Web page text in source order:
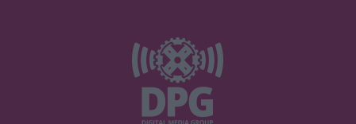
Απασφάλισε ο Δάντης: «Τολμάω να
το πω γιατί έχω μεγαλώσει πια. Δεν
με ενδιαφέρει αν με παρεξηγήσουν»